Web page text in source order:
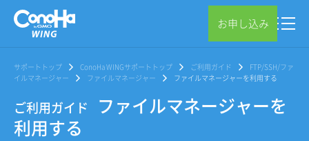
お申し込み
サポートトップ ConoHa WINGサポートトップ ご利用ガイド
FTP/SSH/ファ
イルマネージャー
ファイルマネージャー ファイルマネージャーを利用する
ご利用ガイド
ファイルマネージャーを
利用する